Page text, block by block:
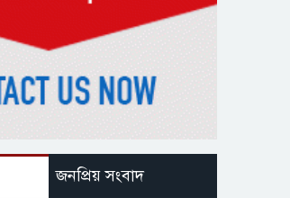
জনপ্রিয় সংবাদ